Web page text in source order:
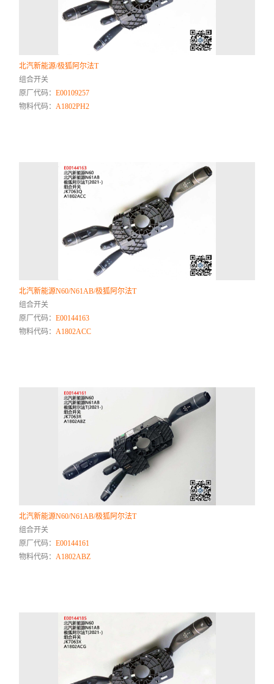
北汽新能源/极狐阿尔法T
组合开关
原厂代码：E00109257
物料代码：A1802PH2
北汽新能源N60/N61AB/极狐阿尔法T
组合开关
原厂代码：E00144163
物料代码： A1802ACC
北汽新能源N60/N61AB/极狐阿尔法T
组合开关
原厂代码：E00144161
物料代码： A1802ABZ